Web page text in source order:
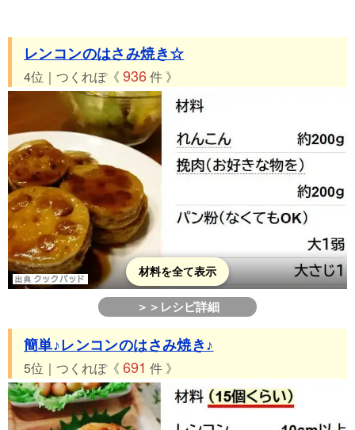
レンコンのはさみ焼き☆
4位｜つくれぽ《 936件 》
材料を全て表示
＞＞レシピ詳細
簡単♪レンコンのはさみ焼き♪
5位｜つくれぽ《 691 件 》